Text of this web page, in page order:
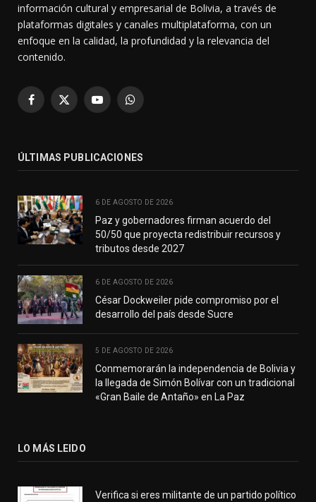
información cultural y empresarial de Bolivia, a través de
plataformas digitales y canales multiplataforma, con un
enfoque en la calidad, la profundidad y la relevancia del
contenido.
Facebook
X
YouTubeWhatsApp
ÚLTIMAS PUBLICACIONES
6 DE AGOSTO DE 2026
Paz y gobernadores firman acuerdo del
50/50 que proyecta redistribuir recursos y
tributos desde 2027
6 DE AGOSTO DE 2026
César Dockweiler pide compromiso por el
desarrollo del país desde Sucre
5 DE AGOSTO DE 2026
Conmemorarán la independencia de Bolivia y
la llegada de Simón Bolívar con un tradicional
«Gran Baile de Antaño» en La Paz
LO MÁS LEIDO
Verifica si eres militante de un partido político